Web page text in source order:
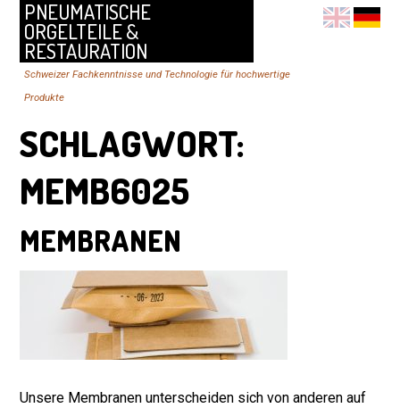
PNEUMATISCHE
ORGELTEILE &
RESTAURATION
Schweizer Fachkenntnisse und Technologie für hochwertige
Produkte
SCHLAGWORT:
MEMB6025
MEMBRANEN
Unsere Membranen unterscheiden sich von anderen auf